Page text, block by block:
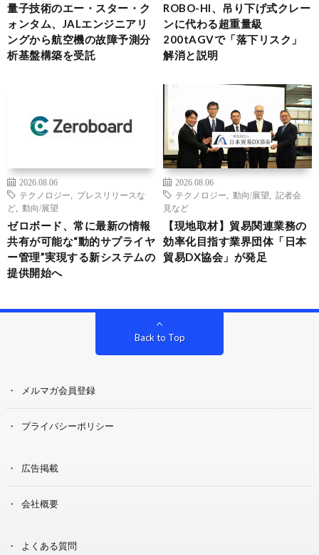
量子技術のエー・スター・ク
ォンタム、JALエンジニアリ
ングから航空機の故障予測分
析基盤構築を受託
ROBO-HI、吊り下げ式クレー
ンに代わる超重量級
200tAGVで「落下リスク」
解消と説明
2026.08.06
テクノロジー
プレスリリースな
ど
動向/展望
ゼロボード、常に最新の情報
共有が可能な“動的サプライヤ
ー管理”実現する新システムの
提供開始へ
2026.08.06
テクノロジー
動向/展望
記者会
見など
【現地取材】貿易関連業務の
効率化目指す業界団体「日本
貿易DX協会」が発足
Back to Top
メルマガ会員登録
プライバシーポリシー
広告掲載
会社概要
よくある質問